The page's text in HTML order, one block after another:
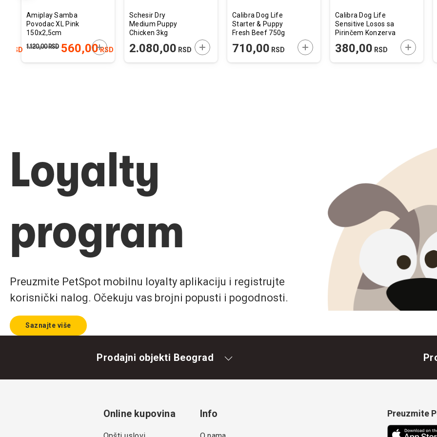
RSD U KORPU
Amiplay Samba
Povodac XL Pink
150x2,5cm
560,00RSD
1.120,00RSD DODAJTE U KORPU
Schesir Dry
Medium Puppy
Chicken 3kg
2.080,00 RSD DODAJTE U KORPU
Calibra Dog Life
Starter & Puppy
Fresh Beef 750g
710,00 RSD DODAJTE U KORPU
Calibra Dog Life
Sensitive Losos sa
Pirinčem Konzerva
380,00 RSD
Loyalty
program
Preuzmite PetSpot mobilnu loyalty aplikaciju i registrujte
korisnički nalog. Očekuju vas brojni popusti i pogodnosti.
Saznajte više
Prodajni objekti Beograd
Online kupovina Info Preuzmite